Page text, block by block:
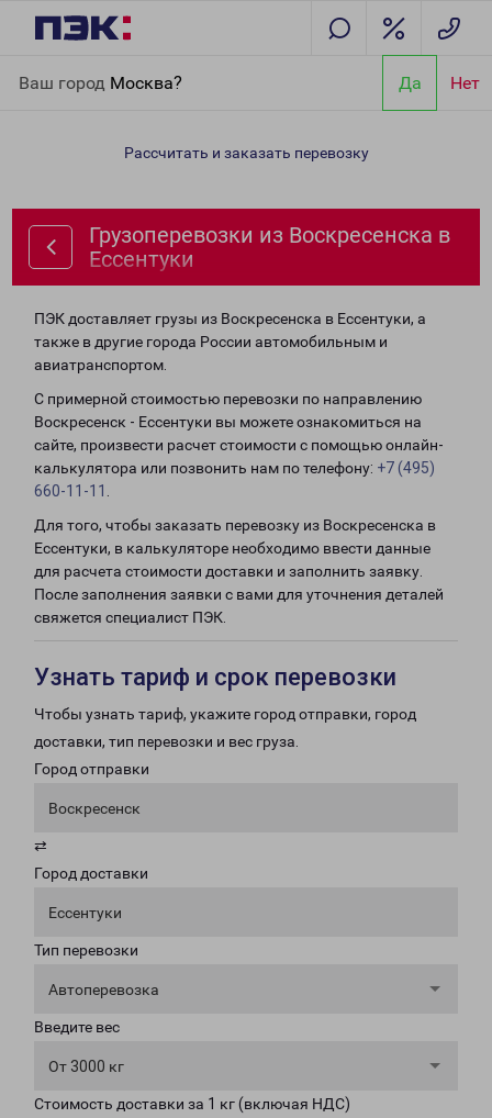
Ваш город Москва? Да Нет
Ессентуки
Рассчитать и заказать перевозку
Грузоперевозки из Воскресенска в
Ессентуки
ПЭК доставляет грузы из Воскресенска в Ессентуки, а
также в другие города России автомобильным и
авиатранспортом.
С примерной стоимостью перевозки по направлению
Воскресенск - Ессентуки вы можете ознакомиться на
сайте, произвести расчет стоимости с помощью онлайн-
калькулятора или позвонить нам по телефону: +7 (495)
660-11-11
Для того, чтобы заказать перевозку из Воскресенска в
Ессентуки, в калькуляторе необходимо ввести данные
для расчета стоимости доставки и заполнить заявку.
После заполнения заявки с вами для уточнения деталей
свяжется специалист ПЭК.
Узнать тариф и срок перевозки
Чтобы узнать тариф, укажите город отправки, город
доставки, тип перевозки и вес груза.
Город отправки
Воскресенск
⇄
Город доставки
Ессентуки
Тип перевозки
Автоперевозка
Введите вес
От 3000 кг
Стоимость доставки за 1 кг (включая НДС)